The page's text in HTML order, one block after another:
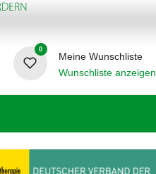
0
Meine Wunschliste
Wunschliste anzeigen